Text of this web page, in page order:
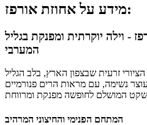
מידע על אחוזת אורפז:
- וילה יוקרתית ומפנקת בגליל
המערבי
זרעית שבצפון הארץ, בלב הגליל
נשימה, עם מראות הרים פנורמיים
המתחם הפנימי והחיצוני המרהיב